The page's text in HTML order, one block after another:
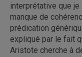
interprétative que
manque de
prédication
expliqué par le fait
Aristote cherche à